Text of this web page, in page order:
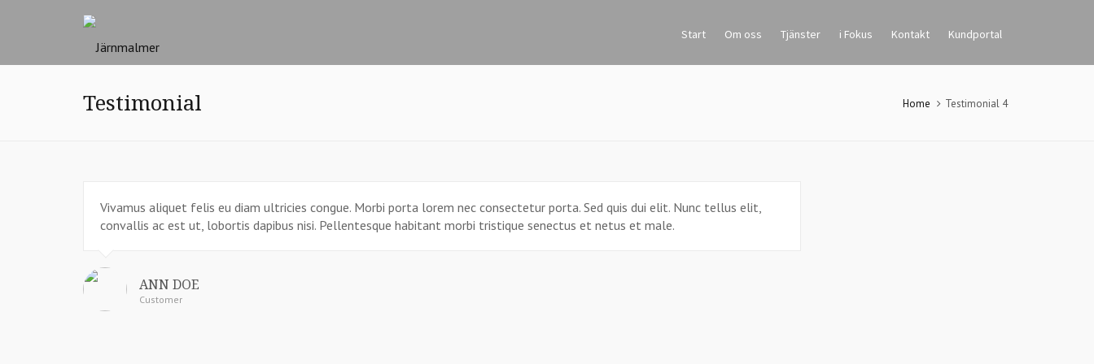
Start Om oss Tjänster i Fokus Kontakt Kundportal
Testimonial Home Testimonial 4
Vivamus aliquet felis eu diam ultricies congue. Morbi porta lorem nec consectetur porta. Sed quis dui elit. Nunc tellus elit,
convallis ac est ut, lobortis dapibus nisi. Pellentesque habitant morbi tristique senectus et netus et male.
ANN DOE
Customer